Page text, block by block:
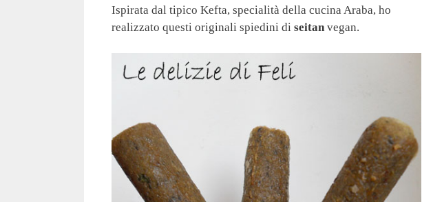
bo
ok
er
es
t
ts
A
pp
tte
r
ail di
vi
di
Ispirata dal tipico Kefta, specialità della cucina Araba, ho
realizzato questi originali spiedini di seitan vegan.